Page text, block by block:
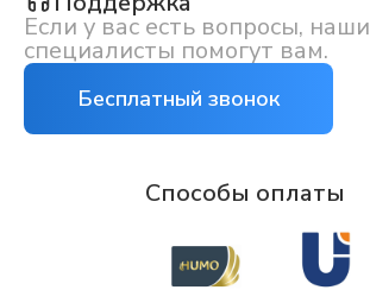
Если у вас есть вопросы, наши
специалисты помогут вам.
Бесплатный звонок
Способы оплаты